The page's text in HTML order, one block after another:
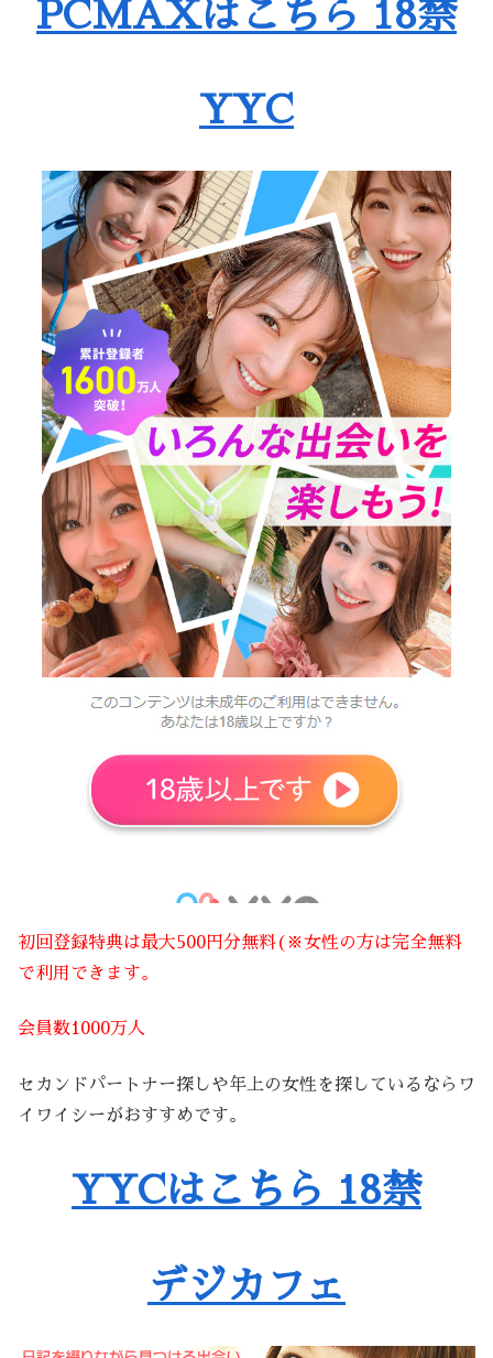
PCMAXはこちら 18禁
YYC
初回登録特典は最大500円分無料(※女性の方は完全無料
で利用できます。
会員数1000万人
セカンドパートナー探しや年上の女性を探しているならワ
イワイシーがおすすめです。
YYCはこちら 18禁
デジカフェ